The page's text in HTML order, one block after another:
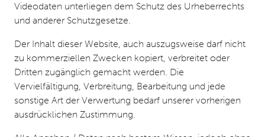
Videodaten unterliegen dem Schutz des Urheberrechts
und anderer Schutzgesetze.
Der Inhalt dieser Website, auch auszugsweise darf nicht
zu kommerziellen Zwecken kopiert, verbreitet oder
Dritten zugänglich gemacht werden. Die
Vervielfältigung, Verbreitung, Bearbeitung und jede
sonstige Art der Verwertung bedarf unserer vorherigen
ausdrücklichen Zustimmung.